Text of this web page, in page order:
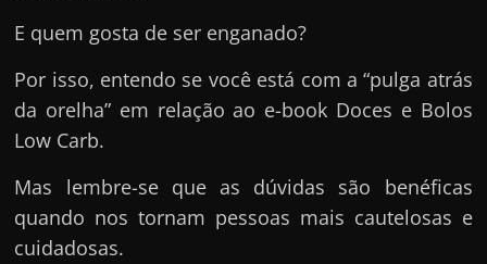
o
e
m
c
m
o
g
E quem gosta de ser enganado?
Por isso, entendo se você está com a “pulga atrás
da orelha” em relação ao e-book Doces e Bolos
Low Carb.
Mas lembre-se que as dúvidas são benéficas
quando nos tornam pessoas mais cautelosas e
cuidadosas.